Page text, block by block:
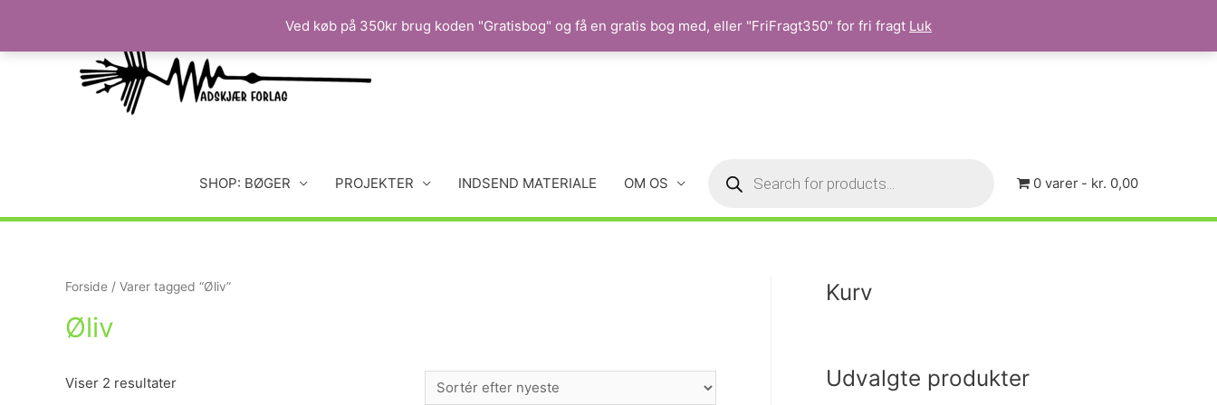
Ved køb på 350kr brug koden "Gratisbog" og få en gratis bog med, eller "FriFragt350" for fri fragt Luk
SHOP: BØGER PROJEKTER INDSEND MATERIALE OM OS 0 varer kr. 0,00
Forside / Varer tagged “Øliv”
Øliv
Viser 2 resultater
Kurv
Udvalgte produkter